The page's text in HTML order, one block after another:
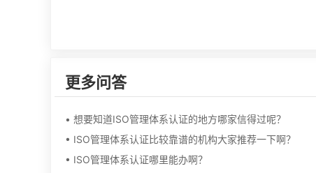
更多问答
• 想要知道ISO管理体系认证的地方哪家信得过呢？
• ISO管理体系认证比较靠谱的机构大家推荐一下啊？
• ISO管理体系认证哪里能办啊？